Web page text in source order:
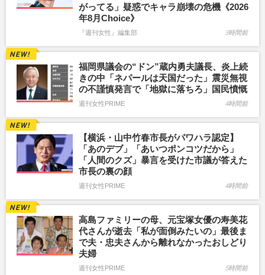
がってる」疑惑でキャラ崩壊の危機《2026
年8月Choice》
『週刊女性』編集部 3時間前
福岡県議会の“ドン”蔵内勇夫議長、炎上続
きの中「ネパールは天国だった」震災無視
の不謹慎発言で「地獄に落ちろ」国民憤慨
週刊女性PRIME 4時間前
【横浜・山中竹春市長がパワハラ認定】
「あのデブ」「あいつポンコツだから」
「人間のクズ」暴言を受けた市議が答えた
市長の裏の顔
週刊女性PRIME 4時間前
高島ファミリーの母、元宝塚女優の寿美花
代さんが逝去「私が面倒みたいの」最後ま
で夫・忠夫さんから離れなかったおしどり
夫婦
週刊女性PRIME 5時間前